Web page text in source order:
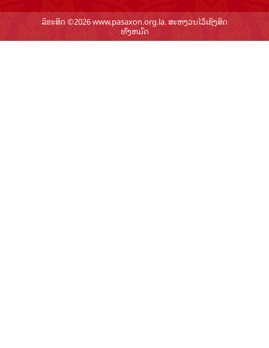
ລິຂະສິດ ©2026 www.pasaxon.org.la. ສະຫງວນໄວ້ເຊິງສິດ
ທັງຫມົດ